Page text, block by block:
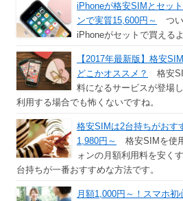
iPhoneが格安SIMとセッ
ンで実質15,600円～
つい
iPhoneがセットで買えるよ
【2017年最新版】格安
どこかオススメ？
格安
料になるサービスが登場
利用する場合でも怖くないですね。
格安SIMは2台持ちがおす
1,980円～
格安SIMを使
ォンの月額利用料を安く
台持ちが一番おすすめな方法です。
月額1,000円～！スマホ